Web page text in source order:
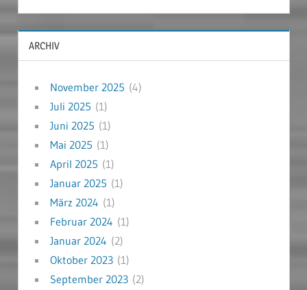
ARCHIV
November 2025 (4)
Juli 2025 (1)
Juni 2025 (1)
Mai 2025 (1)
April 2025 (1)
Januar 2025 (1)
März 2024 (1)
Februar 2024 (1)
Januar 2024 (2)
Oktober 2023(1)
September 2023(2)